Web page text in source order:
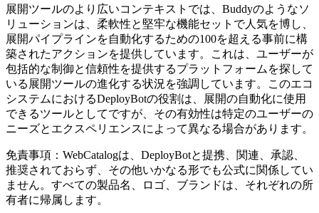
展開ツールのより広いコンテキストでは、Buddyのようなソ
リューションは、柔軟性と堅牢な機能セットで人気を博し、
展開パイプラインを自動化するための100を超える事前に構
築されたアクションを提供しています。これは、ユーザーが
包括的な制御と信頼性を提供するプラットフォームを探して
いる展開ツールの進化する状況を強調しています。このエコ
システムにおけるDeployBotの役割は、展開の自動化に使用
できるツールとしてですが、その有効性は特定のユーザーの
ニーズとエクスペリエンスによって異なる場合があります。
免責事項：WebCatalogは、DeployBotと提携、関連、承認、
推奨されておらず、その他いかなる形でも公式に関係してい
ません。すべての製品名、ロゴ、ブランドは、それぞれの所
有者に帰属します。